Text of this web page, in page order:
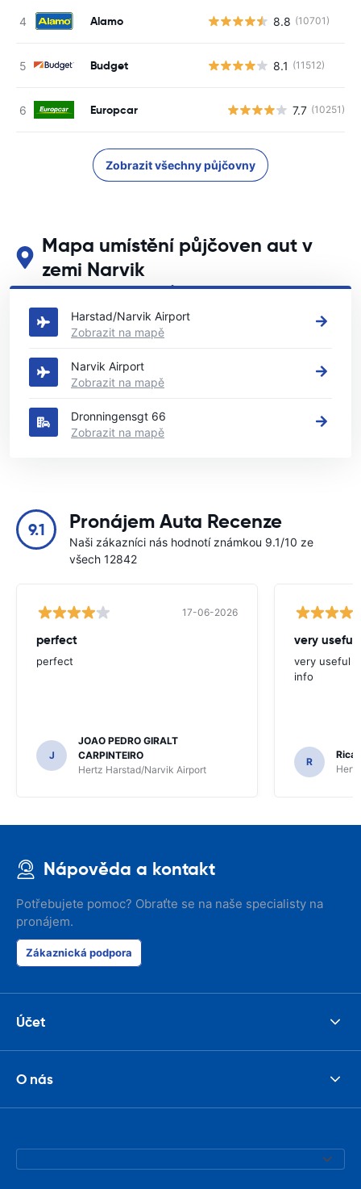
Alamo 8.8 (10701)
Budget 8.1 (11512)
Europcar 7.7 (10251)
Zobrazit všechny půjčovny
Mapa umístění půjčoven aut v
zemi Narvik
Podívejte se na naše hlavní půjčovny aut v zemi Narvik
Harstad/Narvik Airport
Zobrazit na mapě
Narvik Airport
Zobrazit na mapě
Dronningensgt 66
Zobrazit na mapě
9.1 Pronájem Auta Recenze
Naši zákazníci nás hodnotí známkou 9.1/10 ze
všech 12842
17-06-2026
perfect
perfect
J
JOAO PEDRO GIRALT
CARPINTEIRO
Hertz Harstad/Narvik Airport
very useful
very useful
info
R
Nápověda a kontakt
Potřebujete pomoc? Obraťte se na naše specialisty na
pronájem.
Zákaznická podpora
Účet
O nás